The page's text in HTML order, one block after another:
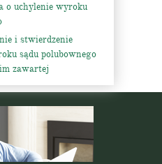
o uchylenie wyroku
i stwierdzenie
sądu polubownego
zawartej